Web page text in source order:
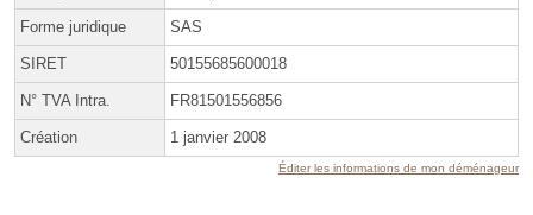
Forme juridique SAS
SIRET 50155685600018
N° TVA Intra. FR81501556856
Création 1 janvier 2008
Éditer les informations de mon déménageur